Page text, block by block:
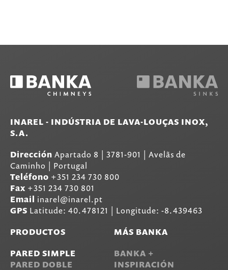
INAREL - INDÚSTRIA DE LAVA-LOUÇAS INOX,
S.A.
Dirección Apartado 8 3781-901
Avelãs de
Caminho | Portugal
Teléfono +351 234 730 800
Fax +351 234 730 801
Email inarel@inarel.pt
GPS Latitude: 40.478121 | Longitude: -8.439463
PRODUCTOS
PARED SIMPLE
PARED DOBLE
MÁS BANKA
BANKA +
INSPIRACIÓN